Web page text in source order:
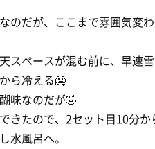
のだが、ここまで雰囲気変
スペースが混む前に、早速
ら冷える🥶
味なのだが🤣
きたので、2セット目10分
水風呂へ。